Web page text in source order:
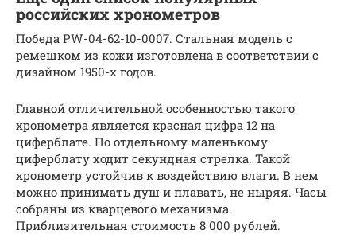
российских хронометров
Победа PW-04-62-10-0007. Стальная модель с
ремешком из кожи изготовлена в соответствии с
дизайном 1950-х годов.
Главной отличительной особенностью такого
хронометра является красная цифра 12 на
циферблате. По отдельному маленькому
циферблату ходит секундная стрелка. Такой
хронометр устойчив к воздействию влаги. В нем
можно принимать душ и плавать, не ныряя. Часы
собраны из кварцевого механизма.
Приблизительная стоимость 8 000 рублей.